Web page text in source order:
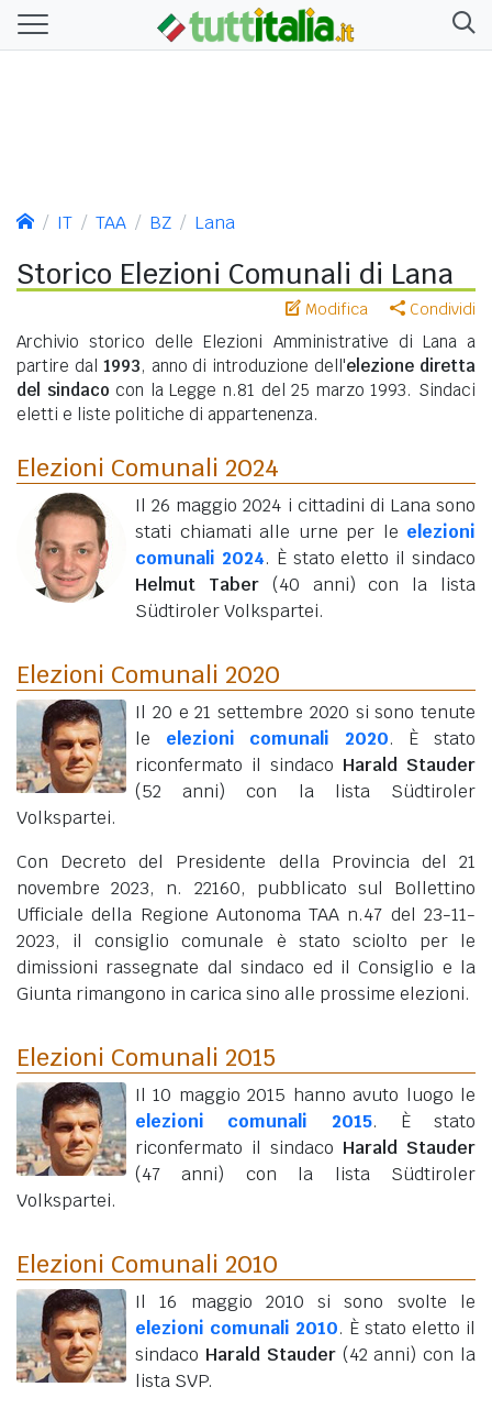
IT TAA BZ Lana
Storico Elezioni Comunali di Lana
Modifica Condividi
Archivio storico delle Elezioni Amministrative di Lana a
partire dal 1993, anno di introduzione dell'elezione diretta
del sindaco con la Legge n.81 del 25 marzo 1993. Sindaci
eletti e liste politiche di appartenenza.
Elezioni Comunali 2024
Il 26 maggio 2024 i cittadini di Lana sono
stati chiamati alle urne per le elezioni
comunali 2024. È stato eletto il sindaco
Helmut Taber (40 anni) con la lista
Südtiroler Volkspartei.
Elezioni Comunali 2020
Il 20 e 21 settembre 2020 si sono tenute
le elezioni comunali 2020. È stato
riconfermato il sindaco Harald Stauder
(52 anni) con la lista Südtiroler
Volkspartei.
Con Decreto del Presidente della Provincia del 21
novembre 2023, n. 22160, pubblicato sul Bollettino
Ufficiale della Regione Autonoma TAA n.47 del 23-11-
2023, il consiglio comunale è stato sciolto per le
dimissioni rassegnate dal sindaco ed il Consiglio e la
Giunta rimangono in carica sino alle prossime elezioni.
Elezioni Comunali 2015
Il 10 maggio 2015 hanno avuto luogo le
elezioni comunali 2015. È stato
riconfermato il sindaco Harald Stauder
(47 anni) con la lista Südtiroler
Volkspartei.
Elezioni Comunali 2010
Il 16 maggio 2010 si sono svolte le
elezioni comunali 2010. È stato eletto il
sindaco Harald Stauder (42 anni) con la
lista SVP.